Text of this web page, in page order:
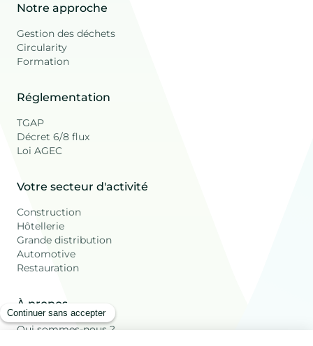
Notre approche
Gestion des déchets
Circularity
Formation
Réglementation
TGAP
Décret 6/8 flux
Loi AGEC
Votre secteur d'activité
Construction
Hôtellerie
Grande distribution
Automotive
Restauration
À propos
Qui sommes-nous ?